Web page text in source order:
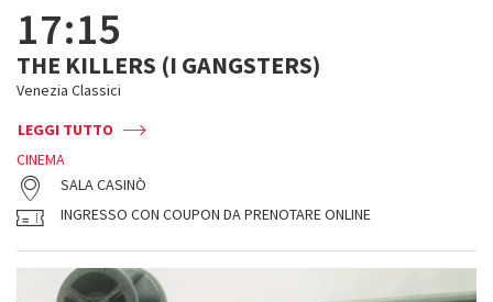
17:15
THE KILLERS (I GANGSTERS)
Venezia Classici
LEGGI TUTTO
CINEMA
SALA CASINÒ
INGRESSO CON COUPON DA PRENOTARE ONLINE